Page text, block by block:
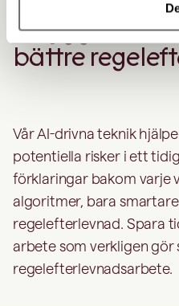
Inbyggda AI-
bättre
Vår AI-drivna teknik
potentiella risker i ett
förklaringar bakom varje
algoritmer, bara
regelefterlevnad. Spara
arbete som verkligen gör
regelefterlevnadsarbete.